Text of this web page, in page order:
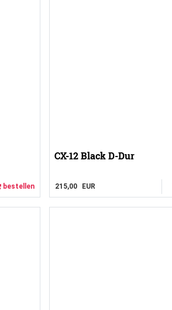
bestellen
CX-12 Black D-Dur
215,00 EUR